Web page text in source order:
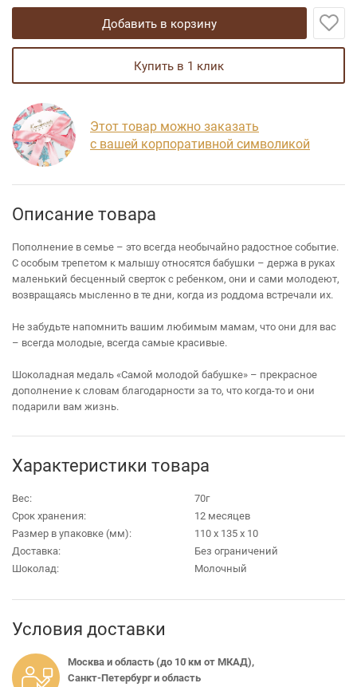
добавить в корзину
купить в 1 клик
Этот товар можно заказать
с вашей корпоративной символикой
Описание товара
Пополнение в семье – это всегда необычайно радостное событие.
С особым трепетом к малышу относятся бабушки – держа в руках
маленький бесценный сверток с ребенком, они и сами молодеют,
возвращаясь мысленно в те дни, когда из роддома встречали их.
Не забудьте напомнить вашим любимым мамам, что они для вас
– всегда молодые, всегда самые красивые.
Шоколадная медаль «Самой молодой бабушке» – прекрасное
дополнение к словам благодарности за то, что когда-то и они
подарили вам жизнь.
Характеристики товара
Вес:
70г
Срок хранения:
12 месяцев
Размер в упаковке (мм):
110 х 135 х 10
Доставка:
Без ограничений
Шоколад:
Молочный
Условия доставки
Москва и область (до 10 км от МКАД),
Санкт-Петербург и область